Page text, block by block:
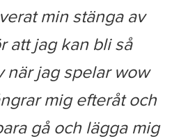
min stänga av
att jag kan bli så
när jag spelar wow
mig efteråt och
gå och lägga mig